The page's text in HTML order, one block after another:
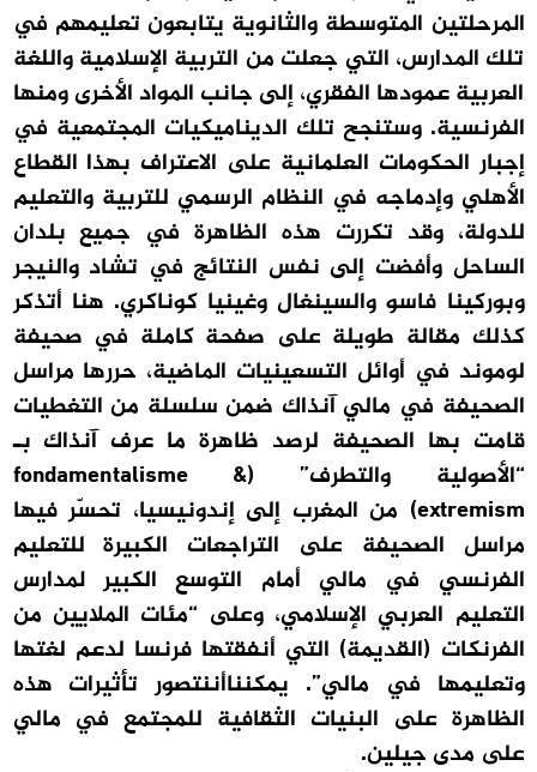
المرحلتين المتوسطة والثانوية يتابعون تعليمهم في
تلك المدارس، التي جعلت من التربية الإسلامية واللغة
العربية عمودها الفقري، إلى جانب المواد الأخرى ومنها
الفرنسية. وستنجح تلك الديناميكيات المجتمعية في
إجبار الحكومات العلمانية على الاعتراف بهذا القطاع
الأهلي وإدماجه في النظام الرسمي للتربية والتعليم
للدولة، وقد تكررت هذه الظاهرة في جميع بلدان
الساحل وأفضت إلى نفس النتائج في تشاد والنيجر
وبوركينا فاسو والسينغال وغينيا كوناكري. هنا أتذكر
كذلك مقالة طويلة على صفحة كاملة في صحيفة
لوموند في أوائل التسعينيات الماضية، حررها مراسل
الصحيفة في مالي آنذاك ضمن سلسلة من التغطيات
قامت بها الصحيفة لرصد ظاهرة ما عرف آنذاك بـ
“الأصولية والتطرف” (fondamentalisme &
extremism) من المغرب إلى إندونيسيا، تحسّر فيها
مراسل الصحيفة على التراجعات الكبيرة للتعليم
الفرنسي في مالي أمام التوسع الكبير لمدارس
التعليم العربي الإسلامي، وعلى “مئات الملايين من
الفرنكات (القديمة) التي أنفقتها فرنسا لدعم لغتها
وتعليمها في مالي”. يمكنناأننتصور تأثيرات هذه
الظاهرة على البنيات الثقافية للمجتمع في مالي
على مدى جيلين.